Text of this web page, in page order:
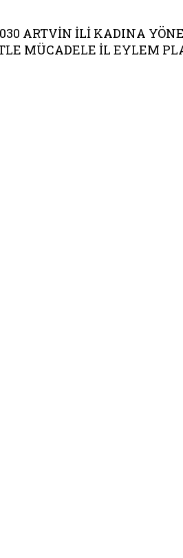
ARTVİN İLİ KADINA
MÜCADELE İL EYLEM